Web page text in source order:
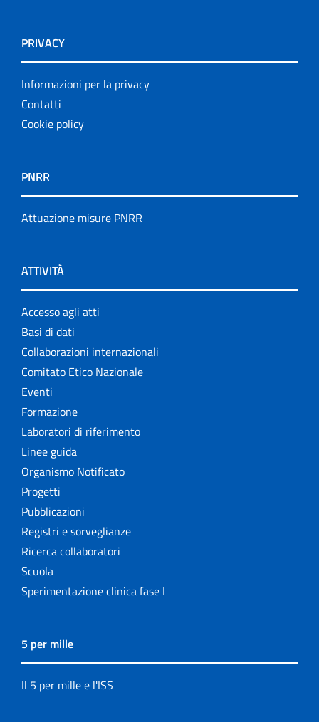
PRIVACY
Informazioni per la privacy
Contatti
Cookie policy
PNRR
Attuazione misure PNRR
ATTIVITÀ
Accesso agli atti
Basi di dati
Collaborazioni internazionali
Comitato Etico Nazionale
Eventi
Formazione
Laboratori di riferimento
Linee guida
Organismo Notificato
Progetti
Pubblicazioni
Registri e sorveglianze
Ricerca collaboratori
Scuola
Sperimentazione clinica fase I
5 per mille
Il 5 per mille e l'ISS